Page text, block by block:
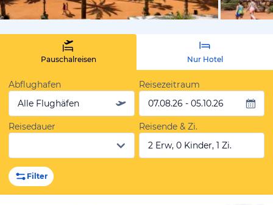
vom
Pauschalreisen Nur Hotel
Abflughafen
Alle Flughäfen
Reisezeitraum
07.08.26 - 05.10.26
Reisedauer
Reisende & Zi.
2 Erw, 0 Kinder, 1 Zi.
Filter